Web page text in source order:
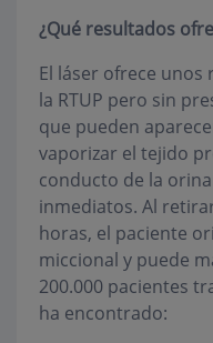
¿Qué resultados
El láser ofrece
la RTUP pero sin
que pueden
vaporizar el tejido
conducto de la
inmediatos. Al
horas, el paciente
miccional y puede
200.000 pacientes
ha encontrado: